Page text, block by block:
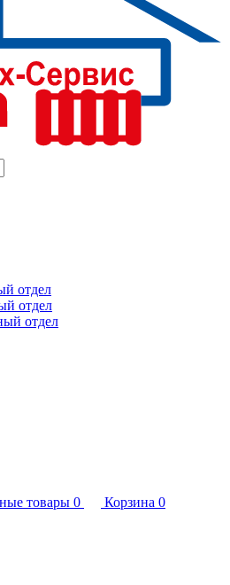
отдел
отдел
отдел
товары 0 Корзина 0